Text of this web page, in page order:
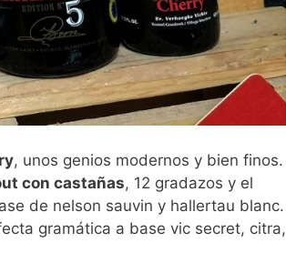
, unos genios modernos y bien finos.
con castañas, 12 gradazos y el
de nelson sauvin y hallertau blanc.
gramática a base vic secret, citra,